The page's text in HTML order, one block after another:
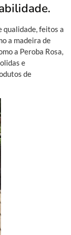
qualidade, feitos a
a madeira de
a Peroba Rosa,
e
de